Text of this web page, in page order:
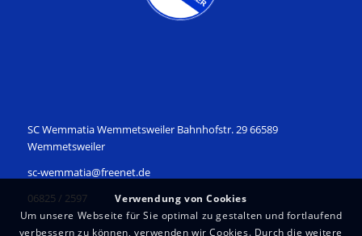
SC Wemmatia Wemmetsweiler Bahnhofstr. 29 66589
Wemmetsweiler
sc-wemmatia@freenet.de
06825 / 2597
Verwendung von Cookies
Um unsere Webseite für Sie optimal zu gestalten und fortlaufend
verbessern zu können, verwenden wir Cookies. Durch die weitere